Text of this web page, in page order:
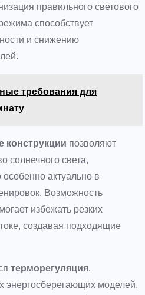
правильного светового
способствует
и снижению
требования для
позволяют
солнечного света,
актуально в
Возможность
избежать резких
создавая подходящие
терморегуляция.
моделей,